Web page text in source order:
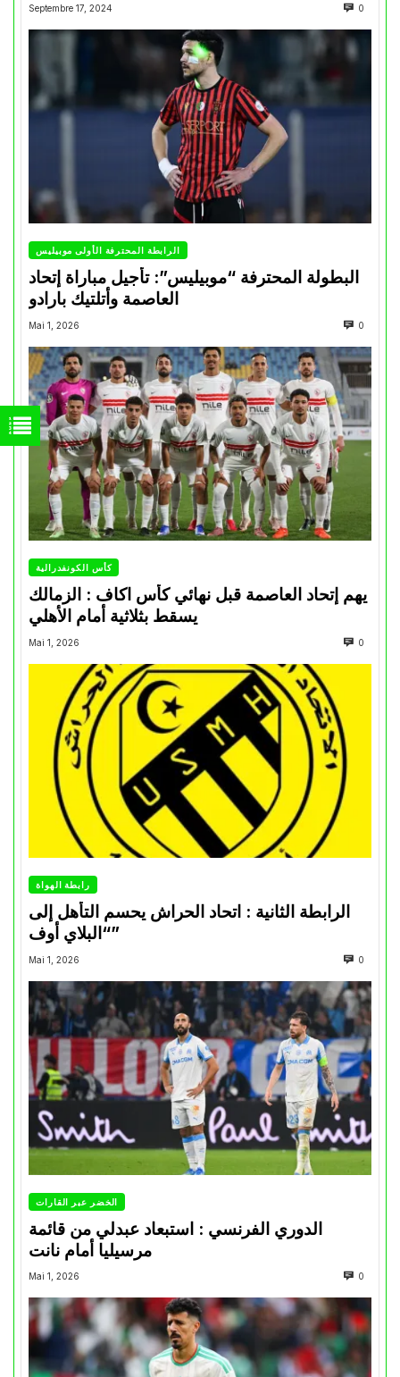
Septembre 17, 2024 0
الرابطة المحترفة الأولى موبيليس
البطولة المحترفة “موبيليس”: تأجيل مباراة إتحاد
العاصمة وأتلتيك بارادو
Mai 1, 2026 0
كأس الكونفدرالية
يهم إتحاد العاصمة قبل نهائي كأس اكاف : الزمالك
Mai 1, 2026 0
رابطة الهواة
الرابطة الثانية : اتحاد الحراش يحسم التأهل إلى
“البلاي أوف”
Mai 1, 2026 0
الخضر عبر القارات
الدوري الفرنسي : استبعاد عبدلي من قائمة
مرسيليا أمام نانت
Mai 1, 2026 0